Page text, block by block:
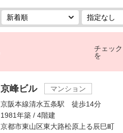
チェッ
を
京峰ビル
マンション
京阪本線清水五条駅 徒歩14分
1981年築 / 4階建
京都市東山区東大路松原上る辰巳町